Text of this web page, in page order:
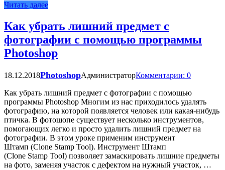
Читать далее
Как убрать лишний предмет с
фотографии с помощью программы
Photoshop
18.12.2018PhotoshopАдминистраторКомментарии: 0
Как убрать лишний предмет с фотографии с помощью
программы Photoshop Многим из нас приходилось удалять
фотографию, на которой появляется человек или какая-нибудь
птичка. В фотошопе существует несколько инструментов,
помогающих легко и просто удалить лишний предмет на
фотографии. В этом уроке применим инструмент
Штамп (Clone Stamp Tool). Инструмент Штамп
(Clone Stamp Tool) позволяет замаскировать лишние предметы
на фото, заменяя участок с дефектом на нужный участок, …